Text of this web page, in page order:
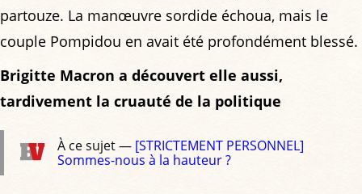
partouze. La manœuvre sordide échoua, mais le
couple Pompidou en avait été profondément blessé.
Brigitte Macron a découvert elle aussi,
tardivement la cruauté de la politique
À ce sujet — [STRICTEMENT PERSONNEL]
Sommes-nous à la hauteur ?